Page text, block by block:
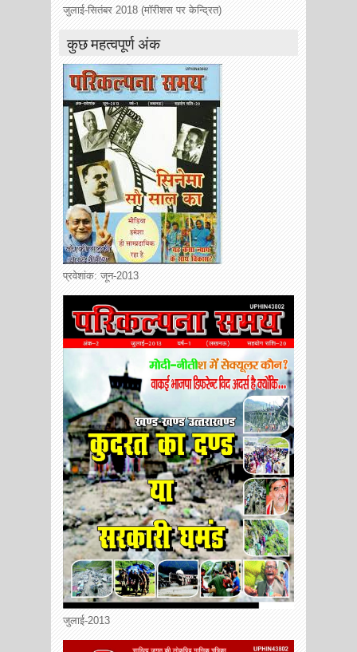
जुलाई-सितंबर 2018 (मॉरीशस पर केन्द्रित)
कुछ महत्वपूर्ण अंक
प्रवेशांक: जून-2013
जुलाई-2013